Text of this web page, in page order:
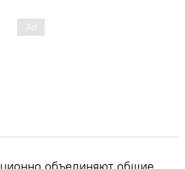
объединяют общие